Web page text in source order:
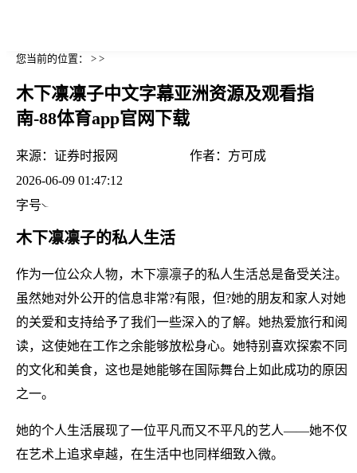
您当前的位置： > >
木下凛凛子中文字幕亚洲资源及观看指
南-88体育app官网下载
来源： 证券时报网 作者： 方可成
2026-06-09 01:47:12
字号
木下凛凛子的私人生活
作为一位公众人物，木下凛凛子的私人生活总是备受关注。
虽然她对外公开的信息非常?有限，但?她的朋友和家人对她
的关爱和支持给予了我们一些深入的了解。她热爱旅行和阅
读，这使她在工作之余能够放松身心。她特别喜欢探索不同
的文化和美食，这也是她能够在国际舞台上如此成功的原因
之一。
她的个人生活展现了一位平凡而又不平凡的艺人——她不仅
在艺术上追求卓越，在生活中也同样细致入微。